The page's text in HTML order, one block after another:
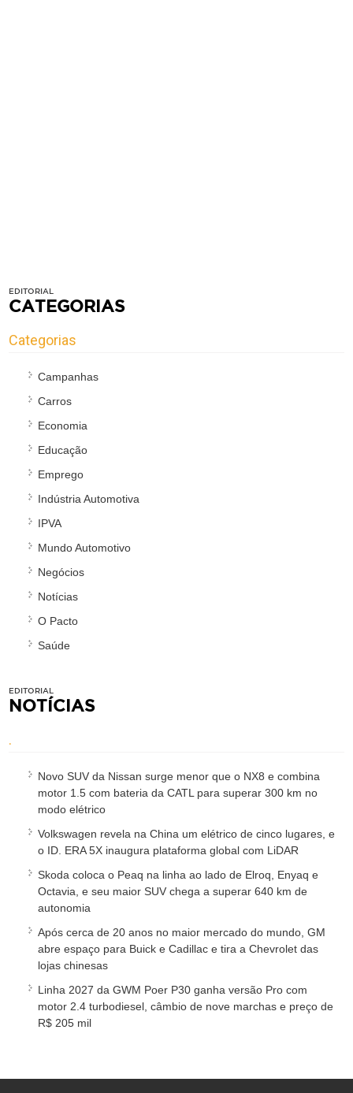
EDITORIAL
CATEGORIAS
Categorias
Campanhas
Carros
Economia
Educação
Emprego
Indústria Automotiva
IPVA
Mundo Automotivo
Negócios
Notícias
O Pacto
Saúde
EDITORIAL
NOTÍCIAS
.
Novo SUV da Nissan surge menor que o NX8 e combina
motor 1.5 com bateria da CATL para superar 300 km no
modo elétrico
Volkswagen revela na China um elétrico de cinco lugares, e
o ID. ERA 5X inaugura plataforma global com LiDAR
Skoda coloca o Peaq na linha ao lado de Elroq, Enyaq e
Octavia, e seu maior SUV chega a superar 640 km de
autonomia
Após cerca de 20 anos no maior mercado do mundo, GM
abre espaço para Buick e Cadillac e tira a Chevrolet das
lojas chinesas
Linha 2027 da GWM Poer P30 ganha versão Pro com
motor 2.4 turbodiesel, câmbio de nove marchas e preço de
R$ 205 mil